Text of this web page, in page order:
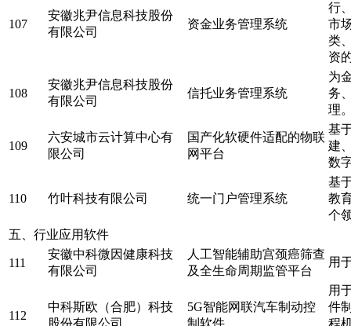
107
安徽兆尹信息科技股份
有限公司
资金业务管理系统
行
市
类
资
108
安徽兆尹信息科技股份
有限公司
信托业务管理系统
为
务
理
109
六安城市云计算中心有
限公司
国产化软硬件适配的物联
网平台
基
建
数
110 竹叶科技有限公司 统一门户管理系统
基
教
个
五、行业应用软件
111
安徽中科微因健康科技
有限公司
人工智能辅助宫颈癌筛查
及全生命周期监管平台
用
112
中科斯欧（合肥）科技
5G智能网联汽车制动控
用
件